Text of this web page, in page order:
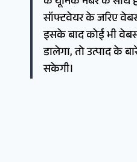
सॉफ्टवेयर के जरिए
इसके बाद कोई भी
डालेगा, तो उत्पाद के
सकेगी।